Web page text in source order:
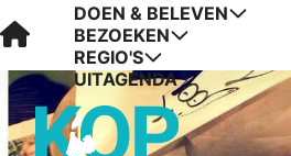
Visit Kop van Holland
DOEN & BELEVEN
BEZOEKEN
REGIO'S
UITAGENDA